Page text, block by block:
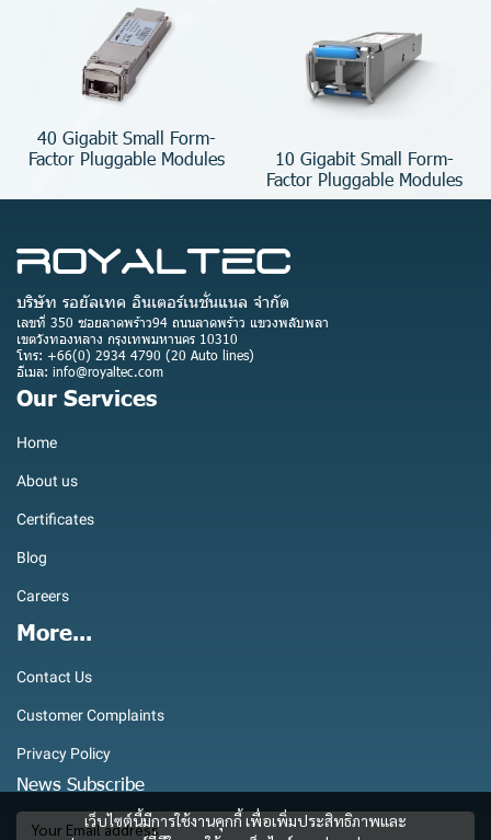
40 Gigabit Small Form-
Factor Pluggable Modules
10 Gigabit Small Form-
Factor Pluggable Modules
เว็บไซต์นี้มีการใช้งานคุกกี้ เพื่อเพิ่มประสิทธิภาพและ
บริษัท รอยัลเทค อินเตอร์เนชั่นแนล จำกัด
เลขที่ 350 ซอยลาดพร้าว94 ถนนลาดพร้าว แขวงพลับพลา
เขตวังทองหลาง กรุงเทพมหานคร 10310
โทร: +66(0) 2934 4790 (20 Auto lines)
อีเมล: info@royaltec.com
Our Services
Home
About us
Certificates
Blog
Careers
More...
Contact Us
Customer Complaints
Privacy Policy
News Subscribe